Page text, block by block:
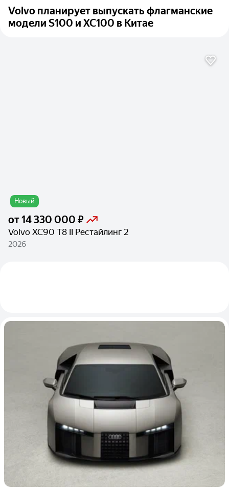
Volvo планирует выпускать флагманские
модели S100 и XC100 в Китае
Новый
от14 330 000 ₽
Volvo XC90 T8 II Рестайлинг 2
2026